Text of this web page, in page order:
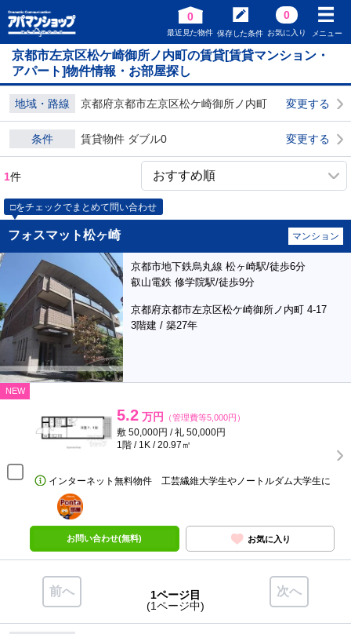
0
最近見た物件 保存した条件
0
お気に入り メニュー
京都市左京区松ケ崎御所ノ内町の賃貸[賃貸マンション・
アパート]物件情報・お部屋探し
地域・路線 京都府京都市左京区松ケ崎御所ノ内町 変更する
条件 賃貸物件 ダブル0 変更する
1件
□をチェックでまとめて問い合わせ
フォスマット松ヶ崎 マンション
京都市地下鉄烏丸線 松ヶ崎駅/徒歩6分
叡山電鉄 修学院駅/徒歩9分
京都府京都市左京区松ケ崎御所ノ内町 4-17
3階建 / 築27年
NEW
5.2 万円 （管理費等5,000円）
敷 50,000円 / 礼 50,000円
1階 / 1K / 20.97㎡
インターネット無料物件 工芸繊維大学生やノートルダム大学生に
ポンタ
部屋
お問い合わせ(無料) お気に入り
前へ 次へ
1ページ目
(1ページ中)